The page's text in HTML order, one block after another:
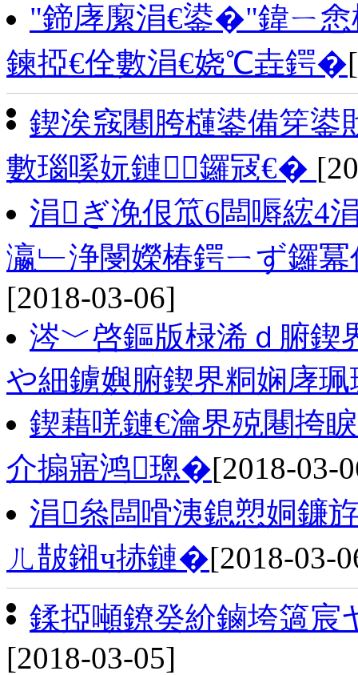
"鍗庨緳涓€鍙�"鍏ㄧ
鍊掗€佺數涓€娆℃垚鍔�
鍥涘窛闀胯櫣鍙備笌鍙
數瑙嗘妧鏈鑼冦€�
涓ぎ浼佷笟6闆嗕綋4
瀛﹂浄閿嬫椿鍔ㄧず鑼
[2018-03-06]
涔﹀啓鏂版椂浠ｄ腑鍥
や細鐪嬩腑鍥界粡娴庨
鍥藉唴鏈€瀹界殑闀挎
介搧寤鸿璁�[2018-03-
涓叅闆嗗洟鎴愬姛鐮
ㄦ皵鎺ч捇鏈�[2018-03-
鍒掗噸鐐癸紒鏀垮簻宸
[2018-03-05]